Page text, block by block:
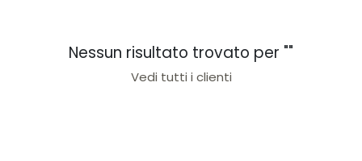
Nessun risultato trovato per ""
Vedi tutti i clienti